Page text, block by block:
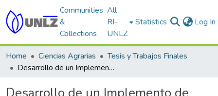
Communities
&
Collections
All
RI-
UNLZ
Statistics Log In
Home Ciencias Agrarias
Tesis y Trabajos Finales
Desarrollo de un Implemento de Labranza Autopropulsado. Investigación Acción Participativa con Productores Familiares Hortícolas